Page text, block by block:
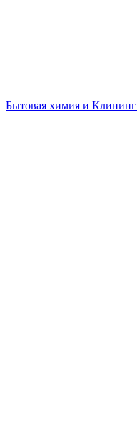
Бытовая химия и Клининг